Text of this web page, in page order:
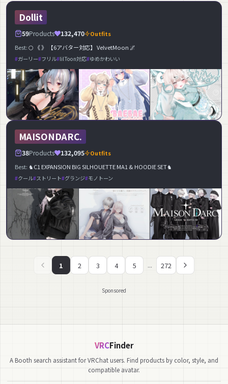
Dollit
59Products 132,470
Outfits
Best:🌕 《 》 【6アバター対応】 VelvetMoon 🌌
ガーリー フリル lilToon対応 ゆめかわいい
MAISONDARC.
38Products 132,095
Outfits
Best: ♞C1 EXPANSION BIG SILHOUETTE MA1 & HOODIE SET♞
クール ストリート グランジ モノトーン
1 2 3 4 5 ... 272
Sponsored
VRCFinder
A Booth search assistant for VRChat users. Find products by color, style, and
compatible avatar.